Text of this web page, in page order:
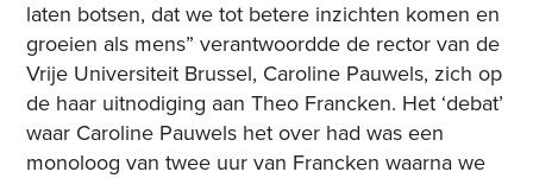
laten botsen, dat we tot betere inzichten komen en
groeien als mens” verantwoordde de rector van de
Vrije Universiteit Brussel, Caroline Pauwels, zich op
de haar uitnodiging aan Theo Francken. Het ‘debat’
waar Caroline Pauwels het over had was een
monoloog van twee uur van Francken waarna we